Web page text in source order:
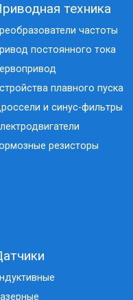
техника
частоты
постоянного тока
плавного пуска
и синус-фильтры
резисторы